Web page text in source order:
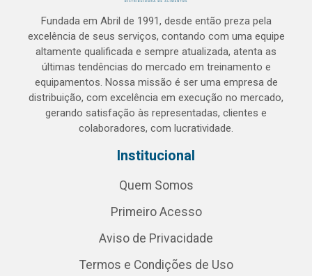
Fundada em Abril de 1991, desde então preza pela
excelência de seus serviços, contando com uma equipe
altamente qualificada e sempre atualizada, atenta as
últimas tendências do mercado em treinamento e
equipamentos. Nossa missão é ser uma empresa de
distribuição, com excelência em execução no mercado,
gerando satisfação às representadas, clientes e
colaboradores, com lucratividade.
Institucional
Quem Somos
Primeiro Acesso
Aviso de Privacidade
Termos e Condições de Uso